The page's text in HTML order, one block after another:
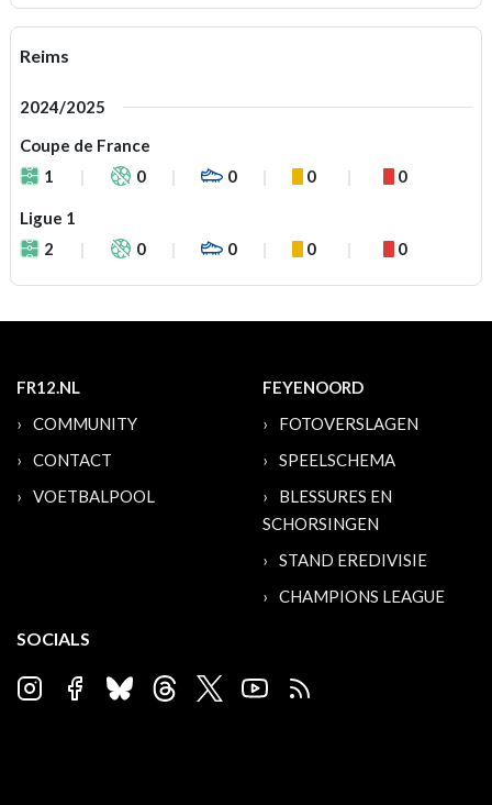
Reims
2024/2025
Coupe de France
1
0 0 0 0
Ligue 1
2
0 0 0 0
FR12.NL
COMMUNITY
CONTACT
VOETBALPOOL
FEYENOORD
FOTOVERSLAGEN
SPEELSCHEMA
BLESSURES EN
SCHORSINGEN
STAND EREDIVISIE
CHAMPIONS LEAGUE
SOCIALS